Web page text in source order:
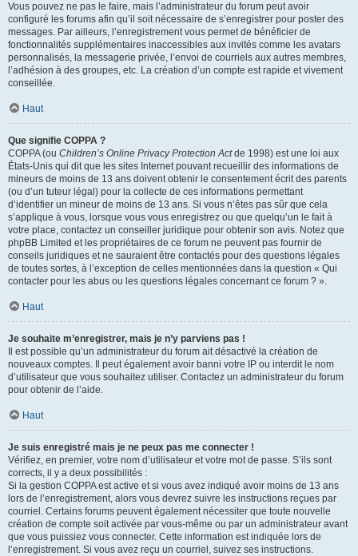
Vous pouvez ne pas le faire, mais l’administrateur du forum peut avoir
configuré les forums afin qu’il soit nécessaire de s’enregistrer pour poster des
messages. Par ailleurs, l’enregistrement vous permet de bénéficier de
fonctionnalités supplémentaires inaccessibles aux invités comme les avatars
personnalisés, la messagerie privée, l’envoi de courriels aux autres membres,
l’adhésion à des groupes, etc. La création d’un compte est rapide et vivement
conseillée.
Haut
Que signifie COPPA ?
COPPA (ou Children’s Online Privacy Protection Actde 1998) est une loi aux
États-Unis qui dit que les sites Internet pouvant recueillir des informations de
mineurs de moins de 13 ans doivent obtenir le consentement écrit des parents
(ou d’un tuteur légal) pour la collecte de ces informations permettant
d’identifier un mineur de moins de 13 ans. Si vous n’êtes pas sûr que cela
s’applique à vous, lorsque vous vous enregistrez ou que quelqu’un le fait à
votre place, contactez un conseiller juridique pour obtenir son avis. Notez que
phpBB Limited et les propriétaires de ce forum ne peuvent pas fournir de
conseils juridiques et ne sauraient être contactés pour des questions légales
de toutes sortes, à l’exception de celles mentionnées dans la question « Qui
contacter pour les abus ou les questions légales concernant ce forum ? ».
Haut
Je souhaite m’enregistrer, mais je n’y parviens pas !
Il est possible qu’un administrateur du forum ait désactivé la création de
nouveaux comptes. Il peut également avoir banni votre IP ou interdit le nom
d’utilisateur que vous souhaitez utiliser. Contactez un administrateur du forum
pour obtenir de l’aide.
Haut
Je suis enregistré mais je ne peux pas me connecter !
Vérifiez, en premier, votre nom d’utilisateur et votre mot de passe. S’ils sont
corrects, il y a deux possibilités :
Si la gestion COPPA est active et si vous avez indiqué avoir moins de 13 ans
lors de l’enregistrement, alors vous devrez suivre les instructions reçues par
courriel. Certains forums peuvent également nécessiter que toute nouvelle
création de compte soit activée par vous-même ou par un administrateur avant
que vous puissiez vous connecter. Cette information est indiquée lors de
l’enregistrement. Si vous avez reçu un courriel, suivez ses instructions.